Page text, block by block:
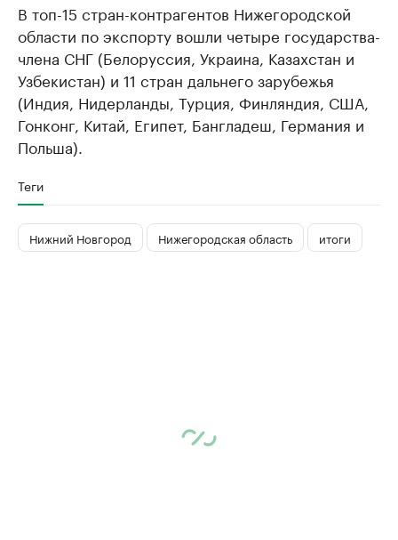
В топ-15 стран-контрагентов Нижегородской
области по экспорту вошли четыре государства-
члена СНГ (Белоруссия, Украина, Казахстан и
Узбекистан) и 11 стран дальнего зарубежья
(Индия, Нидерланды, Турция, Финляндия, США,
Гонконг, Китай, Египет, Бангладеш, Германия и
Польша).
Теги
Нижний Новгород Нижегородская область итоги